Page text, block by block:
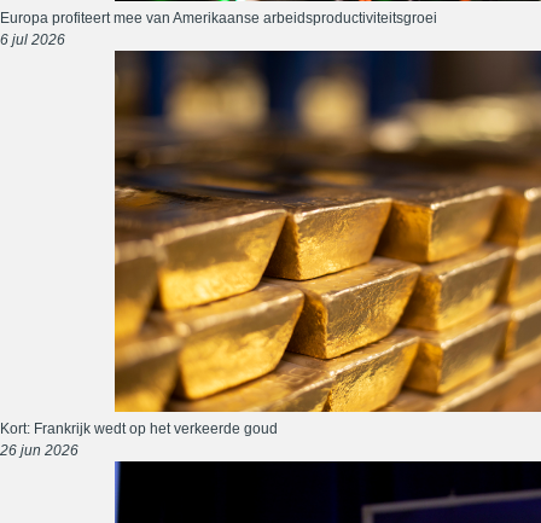
Europa profiteert mee van Amerikaanse arbeidsproductiviteitsgroei
6 jul 2026
Kort: Frankrijk wedt op het verkeerde goud
26 jun 2026